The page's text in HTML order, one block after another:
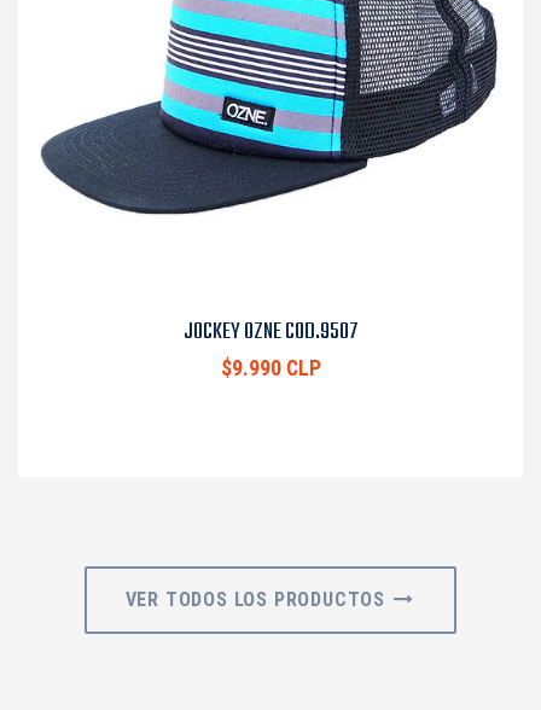
JOCKEY OZNE COD.9507
$9.990 CLP
VER TODOS LOS PRODUCTOS